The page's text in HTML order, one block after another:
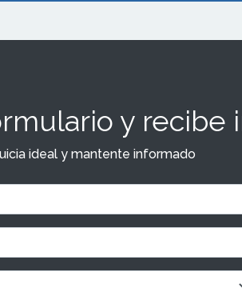
y recibe
ideal y mantente informado